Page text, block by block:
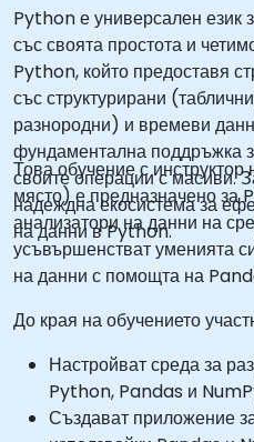
Python е универсален език
със своята простота и
Python, който предоставя
със структурирани
разнородни) и времеви
фундаментална поддръжка
своите операции с масиви.
надеждна екосистема за
на данни в Python.
Това обучение с
място) е предназначено за
анализатори на данни на
усъвършенстват уменията
на данни с помощта на
До края на обучението
Настройват среда за
Python, Pandas и
Създават приложение